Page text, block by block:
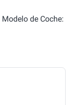
Modelo de Coche: